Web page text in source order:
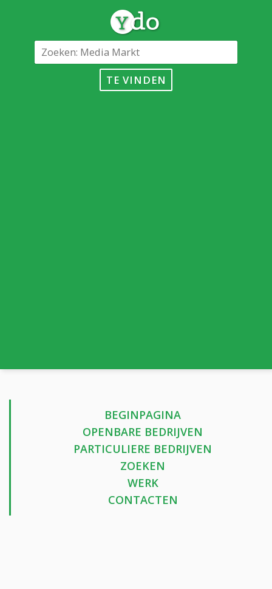
TE VINDEN
BEGINPAGINA
OPENBARE BEDRIJVEN
PARTICULIERE BEDRIJVEN
ZOEKEN
WERK
CONTACTEN